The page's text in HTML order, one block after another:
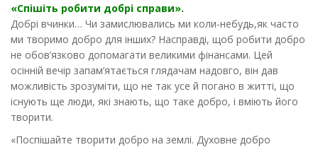
«Спішіть робити добрі справи».
Добрі вчинки… Чи замислювались ми коли-небудь,як часто
ми творимо добро для інших? Насправді, щоб робити добро
не обов’язково допомагати великими фінансами. Цей
осінній вечір запам’ятається глядачам надовго, він дав
можливість зрозуміти, що не так усе й погано в житті, що
існують ще люди, які знають, що таке добро, і вміють його
творити.
«Поспішайте творити добро на землі. Духовне добро